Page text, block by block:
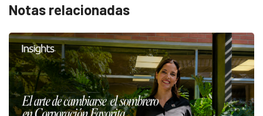
Notas relacionadas